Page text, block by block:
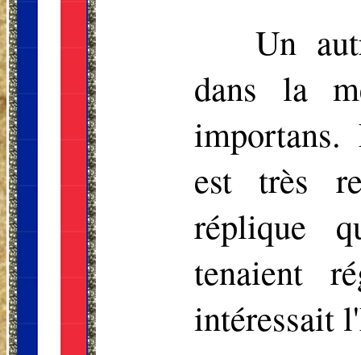
Un
dans la
importans.
est très
réplique
tenaient
intéressait